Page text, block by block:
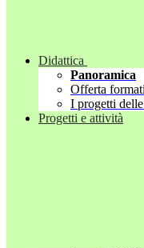
Didattica
Panoramica
Offerta
I progetti
Progetti e attività